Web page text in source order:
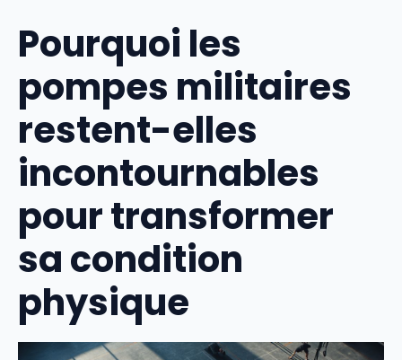
Pourquoi les
pompes militaires
restent-elles
incontournables
pour transformer
sa condition
physique